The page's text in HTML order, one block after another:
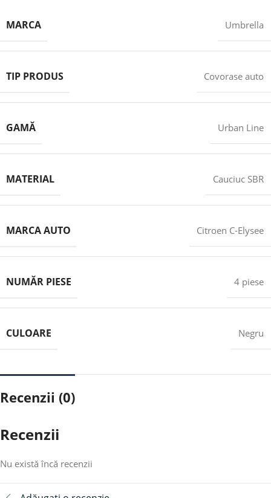
MARCA Umbrella
TIP PRODUS Covorase auto
GAMĂ Urban Line
MATERIAL Cauciuc SBR
MARCA AUTO Citroen C-Elysee
NUMĂR PIESE 4 piese
CULOARE Negru
Recenzii (0)
Recenzii
Nu există încă recenzii